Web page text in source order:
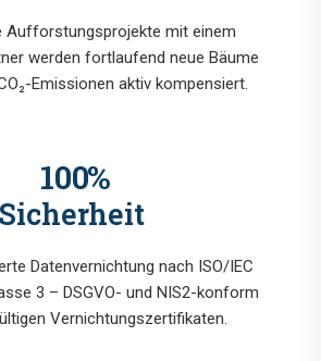
Aufforstungsprojekte mit einem
werden fortlaufend neue Bäume
Emissionen aktiv kompensiert.
100%
Sicherheit
Datenvernichtung nach ISO/IEC
3 – DSGVO- und NIS2-konform
Vernichtungszertifikaten.